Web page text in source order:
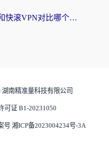
穿梭VPN好用吗？和快滚VPN对比哪个回国效果更好？海外党选回国加速器必看指南
湖南精准量科技有限公司
可证 B1-20231050
号 湘ICP备2023004234号-3A